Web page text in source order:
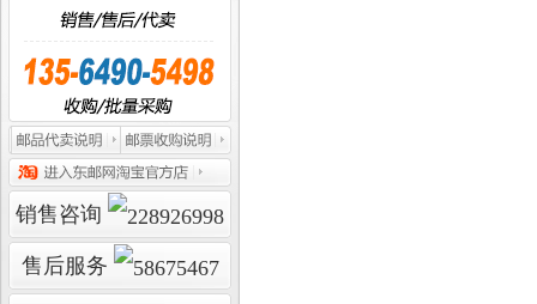
销售咨询
售后服务